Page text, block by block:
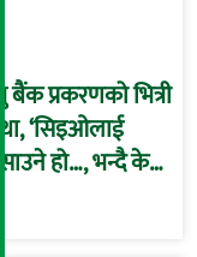
प्रभु बैंक प्रकरणको भित्री
कथा, ‘सिइओलाई
फसाउने हो…, भन्दै के